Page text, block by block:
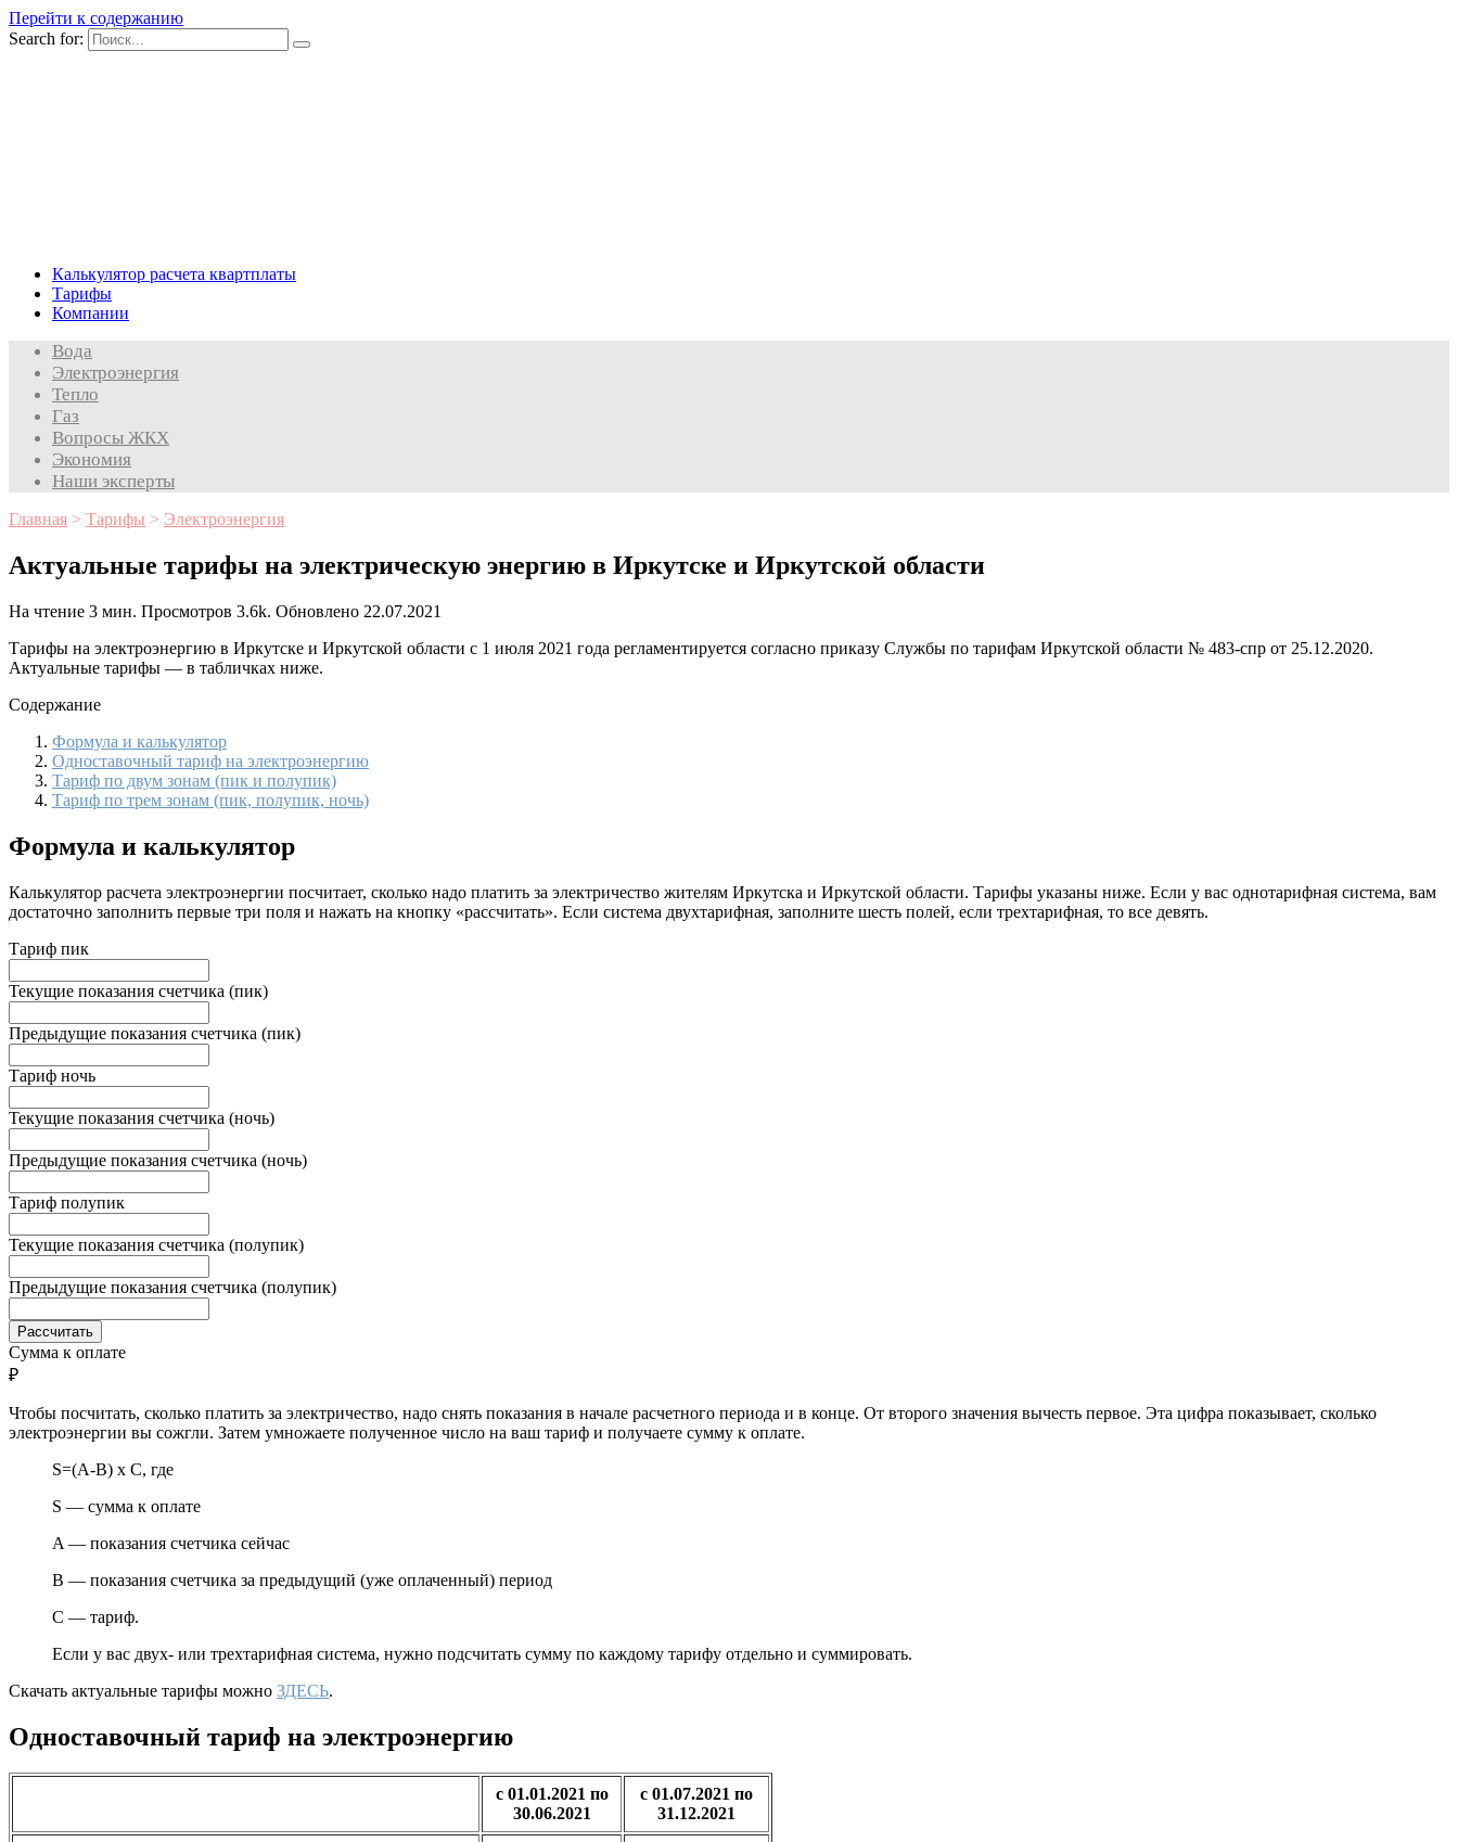
Перейти к содержанию
Search for:
Калькулятор расчета квартплаты
Тарифы
Компании
Вода
Электроэнергия
Тепло
Газ
Вопросы ЖКХ
Экономия
Наши эксперты
Главная > Тарифы > Электроэнергия
Актуальные тарифы на электрическую энергию в Иркутске и Иркутской области
На чтение 3 мин. Просмотров 3.6k. Обновлено 22.07.2021
Тарифы на электроэнергию в Иркутске и Иркутской области с 1 июля 2021 года регламентируется согласно приказу Службы по тарифам Иркутской области № 483-спр от 25.12.2020.
Актуальные тарифы — в табличках ниже.
Содержание
Формула и калькулятор
Одноставочный тариф на электроэнергию
Тариф по двум зонам (пик и полупик)
Тариф по трем зонам (пик, полупик, ночь)
Формула и калькулятор
Калькулятор расчета электроэнергии посчитает, сколько надо платить за электричество жителям Иркутска и Иркутской области. Тарифы указаны ниже. Если у вас однотарифная система, вам
достаточно заполнить первые три поля и нажать на кнопку «рассчитать». Если система двухтарифная, заполните шесть полей, если трехтарифная, то все девять.
Тариф пик
Текущие показания счетчика (пик)
Предыдущие показания счетчика (пик)
Тариф ночь
Текущие показания счетчика (ночь)
Предыдущие показания счетчика (ночь)
Тариф полупик
Текущие показания счетчика (полупик)
Предыдущие показания счетчика (полупик)
Рассчитать
Сумма к оплате
₽
Чтобы посчитать, сколько платить за электричество, надо снять показания в начале расчетного периода и в конце. От второго значения вычесть первое. Эта цифра показывает, сколько
электроэнергии вы сожгли. Затем умножаете полученное число на ваш тариф и получаете сумму к оплате.
S=(A-B) x C, где
S — сумма к оплате
A — показания счетчика сейчас
B — показания счетчика за предыдущий (уже оплаченный) период
C — тариф.
Если у вас двух- или трехтарифная система, нужно подсчитать сумму по каждому тарифу отдельно и суммировать.
Скачать актуальные тарифы можно ЗДЕСЬ.
Одноставочный тариф на электроэнергию
с 01.01.2021 по
30.06.2021
с 01.07.2021 по
31.12.2021